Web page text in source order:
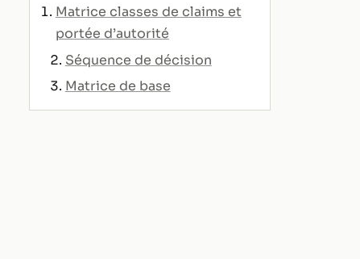
Matrice classes de claims et
portée d’autorité
Séquence de décision
Matrice de base